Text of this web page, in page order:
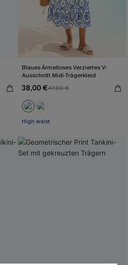
Blaues Ärmelloses Verziertes V-
Ausschnitt Midi-Trägerkleid
38,00 €47,00 €
High waist